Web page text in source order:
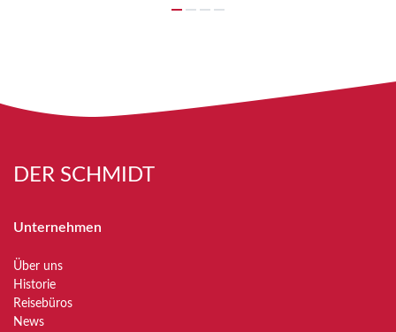
DER SCHMIDT
Unternehmen
Über uns
Historie
Reisebüros
News